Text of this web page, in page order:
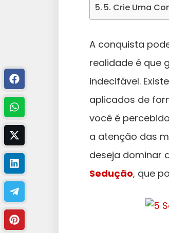
5. Crie Uma
A conquista
realidade é que
indecifável.
aplicados de
você é
a atenção das
deseja dominar
Sedução, que